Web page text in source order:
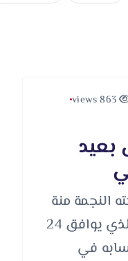
863 views
بعيد
النجمة منة
شلبي بمناسبة عيد ميلادها الذي يوافق 24
في